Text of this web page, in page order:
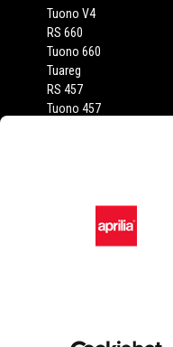
Tuono V4
RS 660
Tuono 660
Tuareg
RS 457
Tuono 457
SR GT 400
SR GT 125